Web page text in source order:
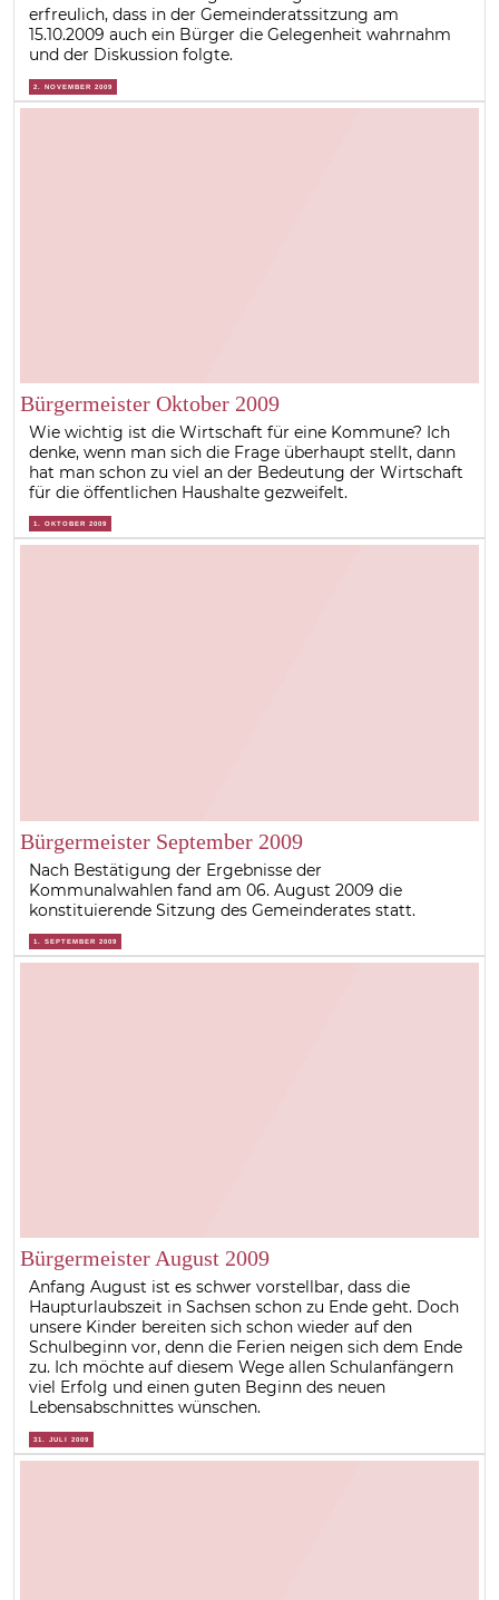
erfreulich, dass in der Gemeinderatssitzung am
15.10.2009 auch ein Bürger die Gelegenheit wahrnahm
und der Diskussion folgte.
2. NOVEMBER 2009
Bürgermeister Oktober 2009
Wie wichtig ist die Wirtschaft für eine Kommune? Ich
denke, wenn man sich die Frage überhaupt stellt, dann
hat man schon zu viel an der Bedeutung der Wirtschaft
für die öffentlichen Haushalte gezweifelt.
1. OKTOBER 2009
Bürgermeister September 2009
Nach Bestätigung der Ergebnisse der
Kommunalwahlen fand am 06. August 2009 die
konstituierende Sitzung des Gemeinderates statt.
1. SEPTEMBER 2009
Bürgermeister August 2009
Anfang August ist es schwer vorstellbar, dass die
Haupturlaubszeit in Sachsen schon zu Ende geht. Doch
unsere Kinder bereiten sich schon wieder auf den
Schulbeginn vor, denn die Ferien neigen sich dem Ende
zu. Ich möchte auf diesem Wege allen Schulanfängern
viel Erfolg und einen guten Beginn des neuen
Lebensabschnittes wünschen.
31. JULI 2009